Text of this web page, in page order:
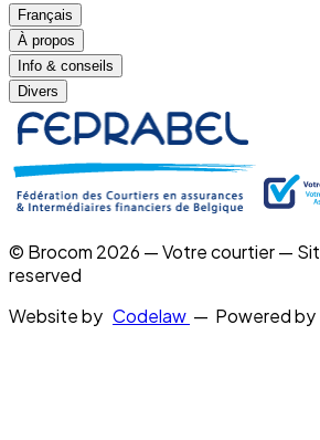
Français
À propos
Info & conseils
Divers
© Brocom 2026 — Votre courtier —
reserved
Website by Codelaw — Powered by